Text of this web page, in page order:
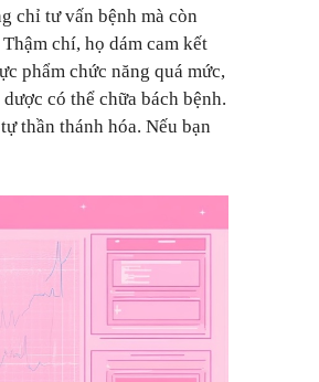
chỉ tư vấn bệnh mà còn
chí, họ dám cam kết
phẩm chức năng quá mức,
có thể chữa bách bệnh.
thần thánh hóa. Nếu bạn